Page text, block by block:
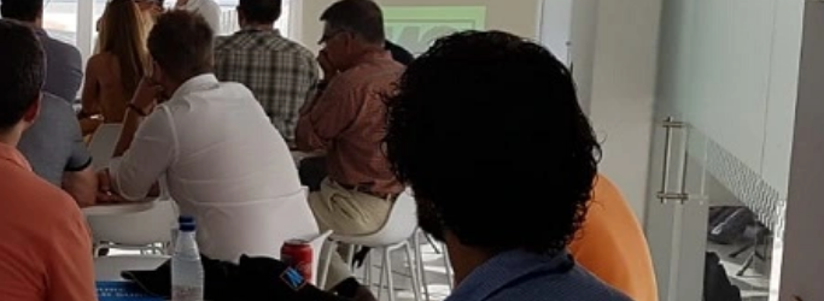
a Google, y el procesamiento de estos datos por parte de
siguiente enlace:
clic en el siguiente enlace. Se establecerá una cookie de
por parte de Google Analytics, consulte la política de privacidad de